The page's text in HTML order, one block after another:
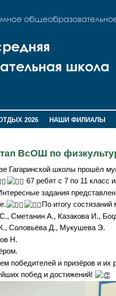
2026
НАШИ ФИЛИАЛЫ
ВсОШ по
Гагаринской школы прошёл
67 ребят с 7 по 11 класс
задания
По итогу
Сметанин А., Казакова И.,
Соловьёва Д., Мукушева Э.
Н.
победителей и призёров и
побед и достижений!